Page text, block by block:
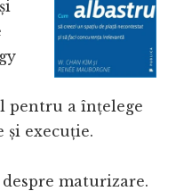
pentru a înțelege
execuție.
maturizare.